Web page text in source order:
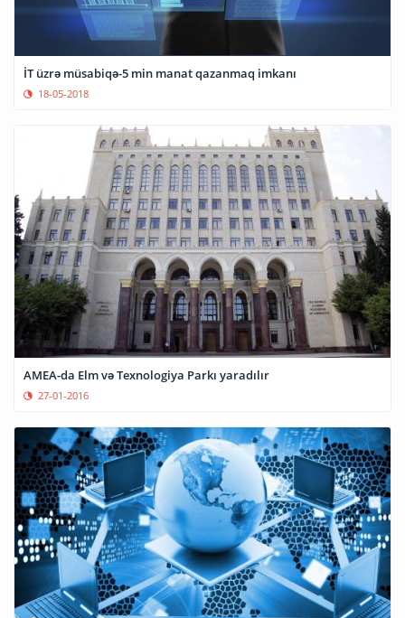
İT üzrə müsabiqə-5 min manat qazanmaq imkanı
18-05-2018
AMEA-da Elm və Texnologiya Parkı yaradılır
27-01-2016